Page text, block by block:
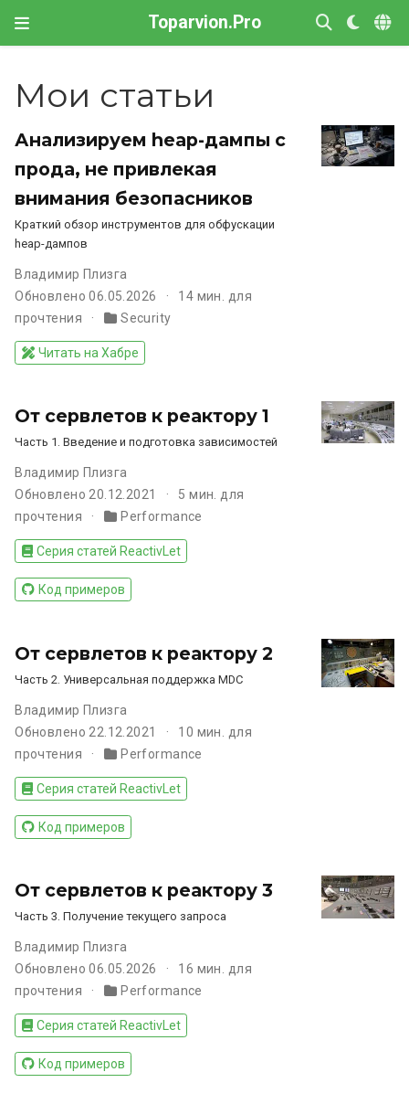
Toparvion.Pro
Мои статьи
Анализируем heap-дампы с
прода, не привлекая
внимания безопасников
Краткий обзор инструментов для обфускации
heap-дампов
Владимир Плизга
Обновлено 06.05.2026
14 мин. для
прочтения
Security
Читать на Хабре
От сервлетов к реактору 1
Часть 1. Введение и подготовка зависимостей
Владимир Плизга
Обновлено 20.12.2021
5 мин. для
прочтения
Performance
Серия статей ReactivLet
Код примеров
От сервлетов к реактору 2
Часть 2. Универсальная поддержка MDC
Владимир Плизга
Обновлено 22.12.2021
10 мин. для
прочтения
Performance
Серия статей ReactivLet
Код примеров
От сервлетов к реактору 3
Часть 3. Получение текущего запроса
Владимир Плизга
Обновлено 06.05.2026
16 мин. для
прочтения
Performance
Серия статей ReactivLet
Код примеров